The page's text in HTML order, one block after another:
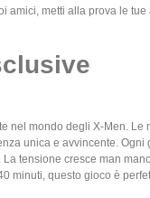
amici, metti alla prova le
nel mondo degli X-Men. Le
unica e avvincente.
tensione cresce man
minuti, questo gioco è